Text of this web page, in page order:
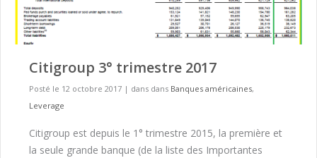
Citigroup 3° trimestre 2017
Posté le 12 octobre 2017 | dans dans Banques américaines,
Leverage
Citigroup est depuis le 1° trimestre 2015, la première et
la seule grande banque (de la liste des Importantes